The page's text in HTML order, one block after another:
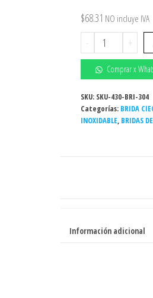
$68.31 NO incluye IVA
-
Brida
ciega
4"
150#
ASTM
A182
-
+
Comprar x
SKU: SKU-430-BRI-304
Categorías: BRIDA
INOXIDABLE, BRIDAS
Información adicional